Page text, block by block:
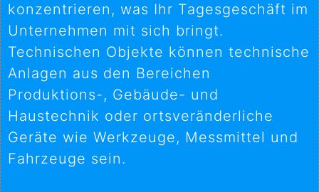
konzentrieren, was Ihr Tagesgeschäft im
Unternehmen mit sich bringt.
Technischen Objekte können technische
Anlagen aus den Bereichen
Produktions-, Gebäude- und
Haustechnik oder ortsveränderliche
Geräte wie Werkzeuge, Messmittel und
Fahrzeuge sein.